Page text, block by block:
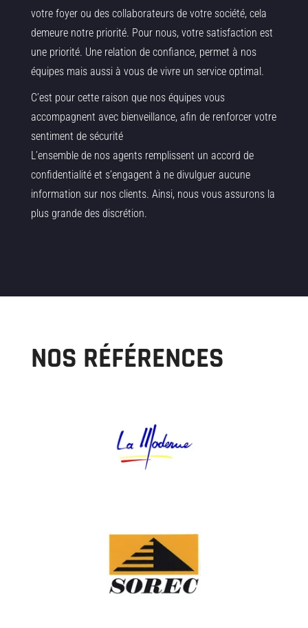
votre foyer ou des collaborateurs de votre société, cela
demeure notre priorité. Pour nous, votre satisfaction est
une priorité. Une relation de confiance, permet à nos
équipes mais aussi à vous de vivre un service optimal.
C’est pour cette raison que nos équipes vous
accompagnent avec bienveillance, afin de renforcer votre
sentiment de sécurité
L’ensemble de nos agents remplissent un accord de
confidentialité et s’engagent à ne divulguer aucune
information sur nos clients. Ainsi, nous vous assurons la
plus grande des discrétion.
NOS RÉFÉRENCES